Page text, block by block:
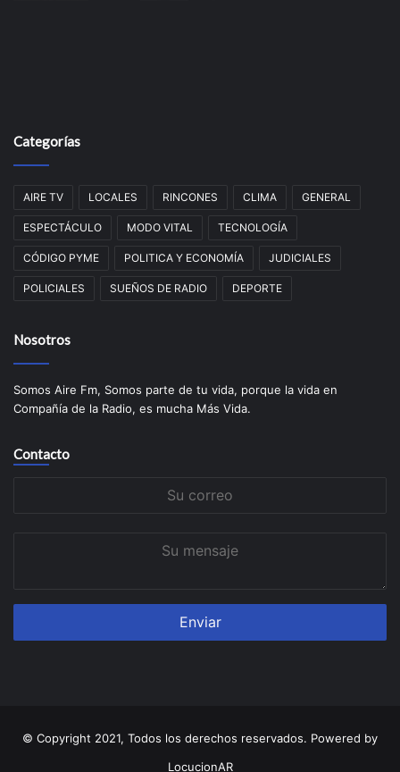
Categorías
AIRE TV LOCALES RINCONES CLIMA GENERAL
ESPECTÁCULO MODO VITAL TECNOLOGÍA
CÓDIGO PYME POLITICA Y ECONOMÍA JUDICIALES
POLICIALES SUEÑOS DE RADIO DEPORTE
Nosotros
Somos Aire Fm, Somos parte de tu vida, porque la vida en
Compañía de la Radio, es mucha Más Vida.
Contacto
© Copyright 2021, Todos los derechos reservados. Powered by
LocucionAR